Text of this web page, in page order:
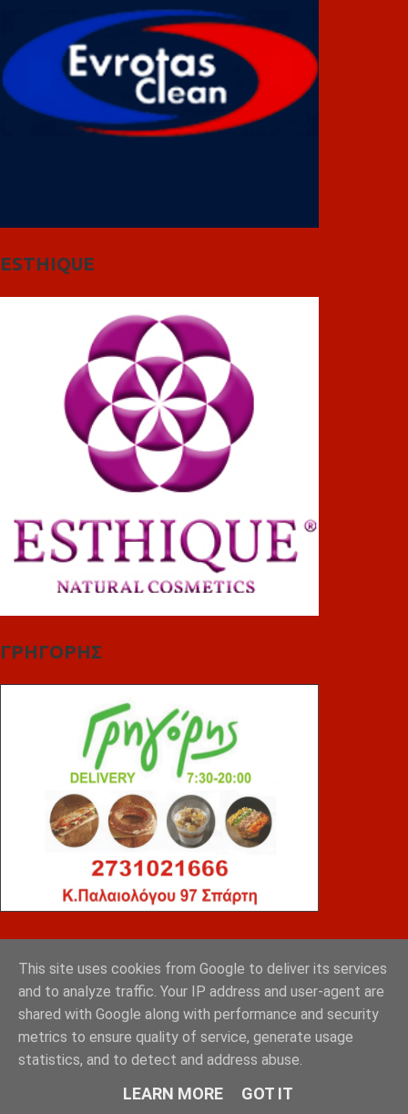
ESTHIQUE
ΓΡΗΓΟΡΗΣ
This site uses cookies from Google to deliver its services
and to analyze traffic. Your IP address and user-agent are
shared with Google along with performance and security
metrics to ensure quality of service, generate usage
statistics, and to detect and address abuse.
LEARN MORE GOT IT